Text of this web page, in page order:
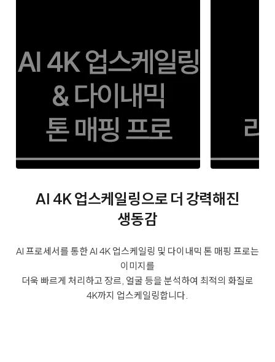
AI 4K 업스케일링으로 더 강력해진
생동감
AI 프로세서를 통한 AI 4K 업스케일링 및 다이내믹 톤 매핑 프로는
이미지를
더욱 빠르게 처리하고 장르, 얼굴 등을 분석하여 최적의 화질로
4K까지 업스케일링합니다.